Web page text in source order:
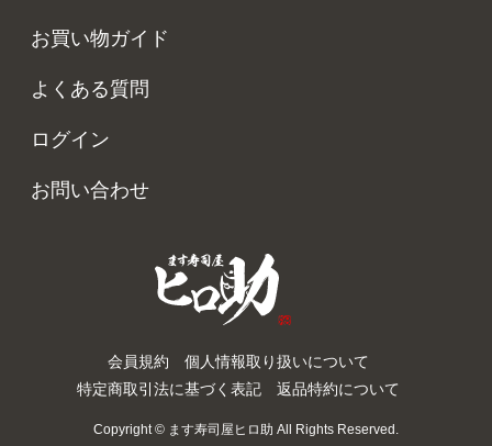
お買い物ガイド
よくある質問
ログイン
お問い合わせ
会員規約
個人情報取り扱いについて
特定商取引法に基づく表記
返品特約について
Copyright © ます寿司屋ヒロ助 All Rights Reserved.